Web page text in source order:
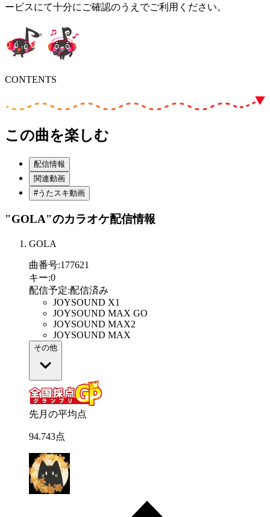
ービスにて十分にご確認のうえでご利用ください。
CONTENTS
この曲を楽しむ
配信情報
関連動画
#うたスキ動画
"GOLA"のカラオケ配信情報
GOLA
曲番号:177621
キー:0
配信予定:配信済み
JOYSOUND X1
JOYSOUND MAX GO
JOYSOUND MAX2
JOYSOUND MAX
その他
先月の平均点
94.743点